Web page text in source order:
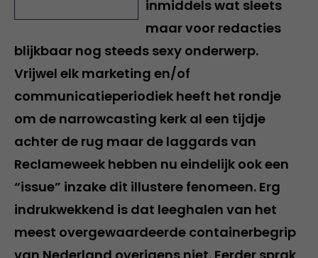
inmiddels wat sleets
maar voor redacties
blijkbaar nog steeds sexy onderwerp.
Vrijwel elk marketing en/of
communicatieperiodiek heeft het rondje
om de narrowcasting kerk al een tijdje
achter de rug maar de laggards van
Reclameweek hebben nu eindelijk ook een
“issue” inzake dit illustere fenomeen. Erg
indrukwekkend is dat leeghalen van het
meest overgewaardeerde containerbegrip